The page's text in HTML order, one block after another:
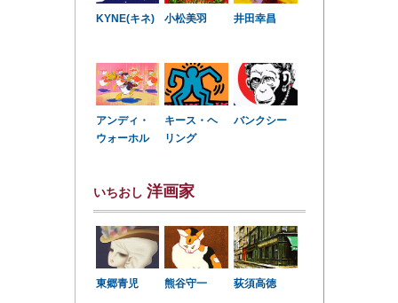
KYNE(キネ) 小松美羽 井田幸昌
アンディ・
ウォーホル
キース・ヘ
リング
バンクシー
いちおし 洋画家
東郷青児 熊谷守一 荻須高徳